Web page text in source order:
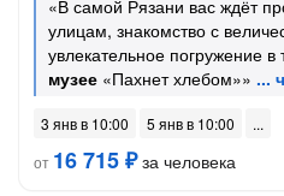
«В самой Рязани вас ждёт
улицам, знакомство с
увлекательное погружение
музее «Пахнет хлебом»»
3 янв в 10:00
5 янв в 10:00
от 16 715 ₽за человека